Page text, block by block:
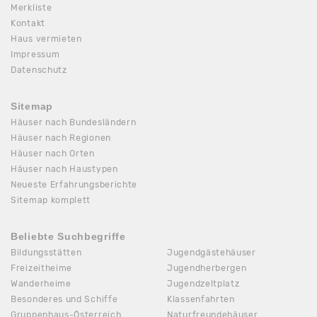
Merkliste
Kontakt
Haus vermieten
Impressum
Datenschutz
Sitemap
Häuser nach Bundesländern
Häuser nach Regionen
Häuser nach Orten
Häuser nach Haustypen
Neueste Erfahrungsberichte
Sitemap komplett
Beliebte Suchbegriffe
Bildungsstätten
Freizeitheime
Wanderheime
Besonderes und Schiffe
Jugendgästehäuser
Jugendherbergen
Jugendzeltplatz
Klassenfahrten